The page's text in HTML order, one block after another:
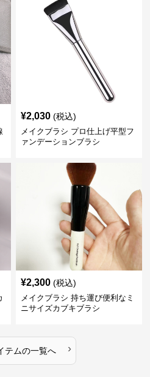
¥2,030 (税込)
メイクブラシ プロ仕上げ平型フ
ァンデーションブラシ
¥2,300 (税込)
メイクブラシ 持ち運び便利なミ
ニサイズカブキブラシ
テムの一覧へ ›